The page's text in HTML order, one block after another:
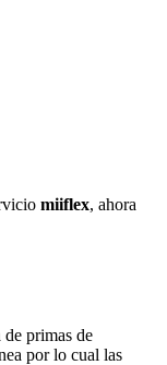
miiflex, ahora
primas de
por lo cual las